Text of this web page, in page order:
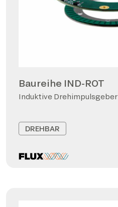
Baureihe IND-ROT
Induktive Drehimpulsgeber
DREHBAR